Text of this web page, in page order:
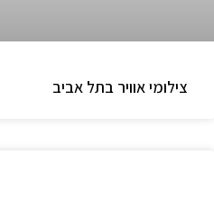
צילומי אוויר בתל אביב